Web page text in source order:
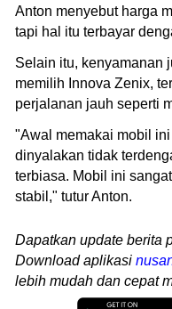
Anton menyebut harga
tapi hal itu terbayar
Selain itu, kenyamanan
memilih Innova Zenix,
perjalanan jauh seperti
"Awal memakai mobil
dinyalakan tidak
terbiasa. Mobil ini
stabil," tutur Anton.
Dapatkan update berita
Download aplikasi
lebih mudah dan cepat